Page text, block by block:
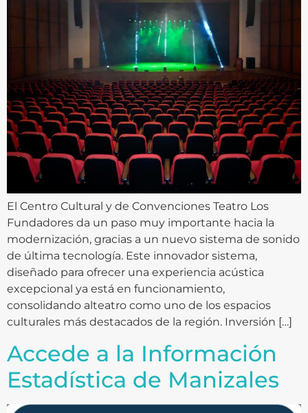
El Centro Cultural y de Convenciones Teatro Los
Fundadores da un paso muy importante hacia la
modernización, gracias a un nuevo sistema de sonido
de última tecnología. Este innovador sistema,
diseñado para ofrecer una experiencia acústica
excepcional ya está en funcionamiento,
consolidando alteatro como uno de los espacios
culturales más destacados de la región. Inversión […]
Accede a la Información
Estadística de Manizales